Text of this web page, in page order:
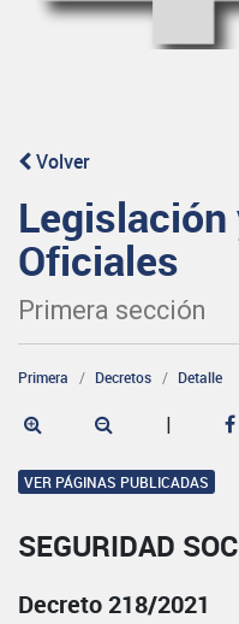
Volver
Oficiales
Primera sección
Primera Decretos Detalle
|
VER PÁGINAS PUBLICADAS
SEGURIDAD
Decreto 218/2021